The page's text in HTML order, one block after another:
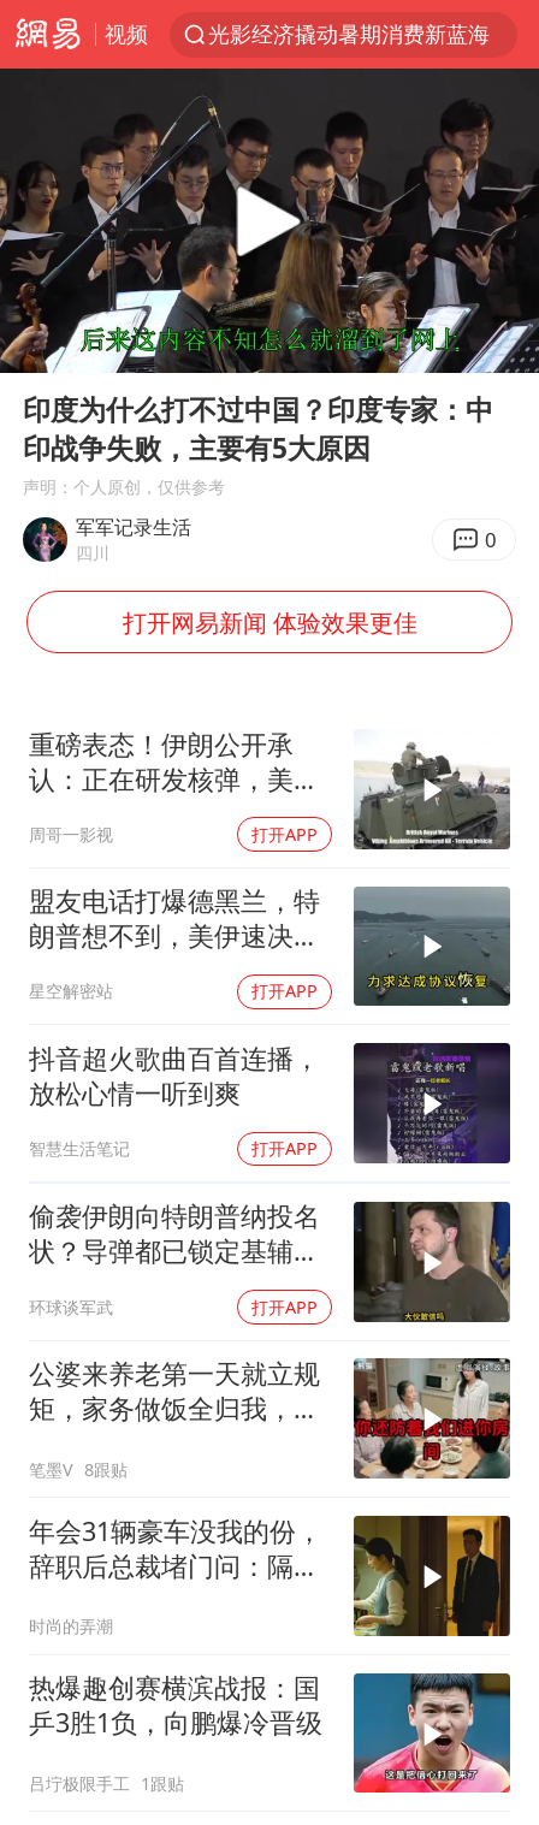
视频
光影经济撬动暑期消费新蓝海
马克·艾伦退出斯诺克中国公开赛
郑丽文：台湾从来没有“独立”过
新疆优化调整景区内自驾服务费
情侣平潭拍日出坠崖1死1伤
杭州全市有序停课
上四休三，但降薪1000元，你接受吗？
全民健身事业高质量发展
台当局重金为“台独”织“皇帝新衣”
几元成本的AI广告导致千万市值蒸发
老挝国会主席赛宋蓬逝世
酒店回应车内过夜被收150元
乐享全民健身 共筑健康中国
Play
00:00 01:29
印度为什么打不过中国？印度专家：中
印战争失败，主要有5大原因
声明：个人原创，仅供参考
军军记录生活
四川 0
打开网易新闻 体验效果更佳
重磅表态！伊朗公开承
认：正在研发核弹，美以
周哥一影视 打开APP
盟友电话打爆德黑兰，特
朗普想不到，美伊速决
战，怎么就打成了一部连
续剧？
星空解密站 打开APP
抖音超火歌曲百首连播，
放松心情一听到爽
智慧生活笔记 打开APP
偷袭伊朗向特朗普纳投名
状？导弹都已锁定基辅才
火速道歉，泽连斯基这场
豪赌到底有多疯？
环球谈军武 打开APP
公婆来养老第一天就立规
矩，家务做饭全归我，老
寂静
笔墨V 8跟贴
年会31辆豪车没我的份，
辞职后总裁堵门问：隔壁
时尚的弄潮
热爆趣创赛横滨战报：国
乒3胜1负，向鹏爆冷晋级
吕坾极限手工 1跟贴